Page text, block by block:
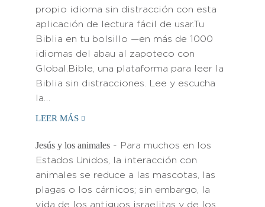
propio idioma sin distracción con esta
aplicación de lectura fácil de usar.Tu
Biblia en tu bolsillo —en más de 1000
idiomas del abau al zapoteco con
Global.Bible, una plataforma para leer la
Biblia sin distracciones. Lee y escucha
la…
LEER MÁS
Jesús y los animales - Para muchos en los
Estados Unidos, la interacción con
animales se reduce a las mascotas, las
plagas o los cárnicos; sin embargo, la
vida de los antiguos israelitas y de los